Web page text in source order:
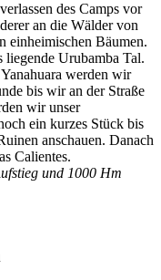
des Camps vor
an die Wälder von
einheimischen Bäumen.
Urubamba Tal.
werden wir
bis wir an der Straße
wir unser
ein kurzes Stück bis
anschauen. Danach
Calientes.
und 1000 Hm